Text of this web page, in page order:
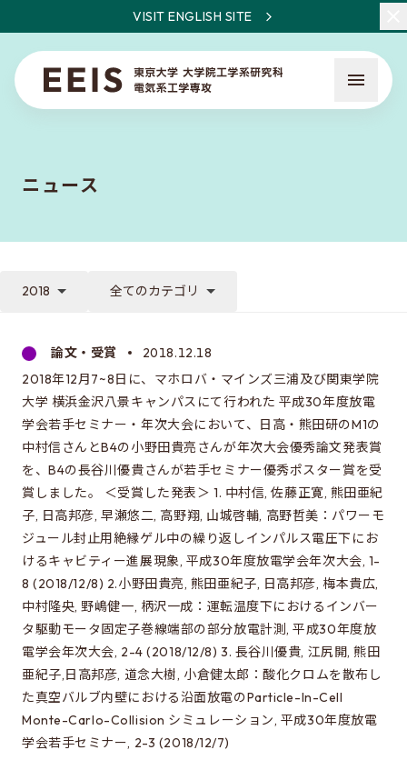
VISIT ENGLISH SITE
EEISとは
入試について
修士特別口述試験
入試説明会
入試案内書 / 出願サイトでの提出が必要な書類（入試
案内書、修論/博論研究課題内容、成績集計表）
試験科目に関する情報
大学院入試のQ&A
EEISを目指す方へ
所属学生の声
進路・博士について
費用/経済的支援
ニュース
2018 全てのカテゴリ
論文・受賞
2018.12.18
2018年12月7~8日に、マホロバ・マインズ三浦及び関東学院
大学 横浜金沢八景キャンパスにて行われた 平成30年度放電
学会若手セミナー・年次大会において、日高・熊田研のM1の
中村信さんとB4の小野田貴亮さんが年次大会優秀論文発表賞
を、B4の長谷川優貴さんが若手セミナー優秀ポスター賞を受
賞しました。 ＜受賞した発表＞ 1. 中村信, 佐藤正寛, 熊田亜紀
子, 日高邦彦, 早瀬悠二, 高野翔, 山城啓輔, 高野哲美：パワーモ
ジュール封止用絶縁ゲル中の繰り返しインパルス電圧下にお
けるキャビティー進展現象, 平成30年度放電学会年次大会, 1-
8 (2018/12/8) 2.小野田貴亮, 熊田亜紀子, 日高邦彦, 梅本貴広,
中村隆央, 野嶋健一, 柄沢一成：運転温度下におけるインバー
タ駆動モータ固定子巻線端部の部分放電計測, 平成30年度放
電学会年次大会, 2-4 (2018/12/8) 3. 長谷川優貴, 江尻開, 熊田
亜紀子,日高邦彦, 道念大樹, 小倉健太郎：酸化クロムを散布し
た真空バルブ内壁における沿面放電のParticle-In-Cell
Monte-Carlo-Collision シミュレーション, 平成30年度放電
学会若手セミナー, 2-3 (2018/12/7)